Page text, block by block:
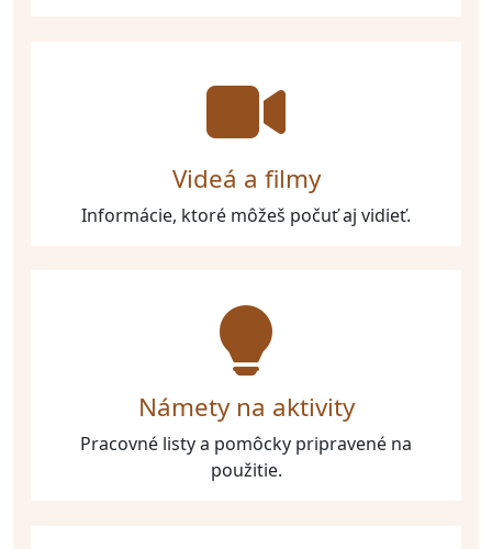
Videá a filmy
Informácie, ktoré môžeš počuť aj vidieť.
Námety na aktivity
Pracovné listy a pomôcky pripravené na
použitie.